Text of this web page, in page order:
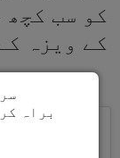
کو سب کچھ
کے ویزہ
براہ